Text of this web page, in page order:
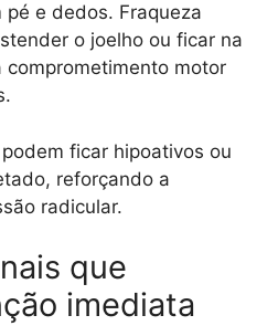
e dedos. Fraqueza
o joelho ou ficar na
comprometimento motor
ficar hipoativos ou
reforçando a
radicular.
que
imediata